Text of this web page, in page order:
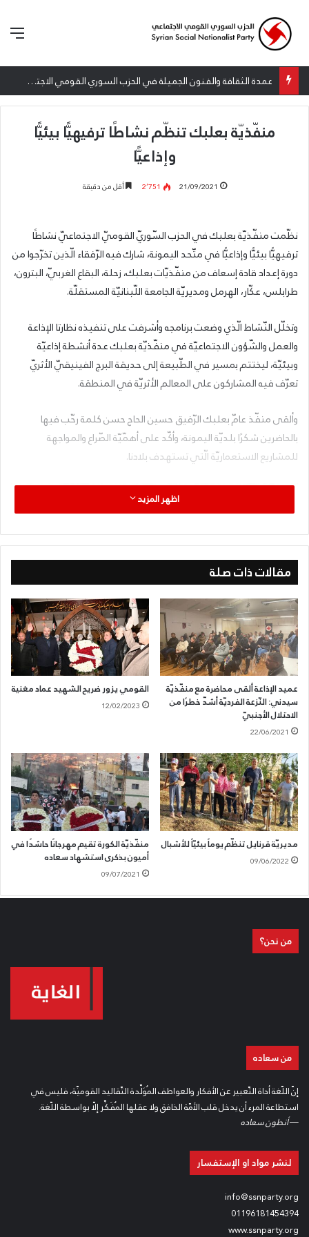
عمدة الثقافة والفنون الجميلة في الحزب السوري القومي الاجتماعي تعلن نتائج الدورة الخامسة من جائزة أنطون سعاده الأدبية
منفّذيّة بعلبك تنظّم نشاطًا ترفيهيًّا بيئيًّا
وإذاعيًّا
21/09/2021 2٬751 أقل من دقيقة
نظّمت منفّذيّة بعلبك في الحزب السّوريّ القوميّ الاجتماعيّ نشاطًا
ترفيهيًّا بيئيًّا وإذاعيًّا في متّحد اليمونة، شارك فيه الرّفقاء الّذين تخرّجوا من
دورة إعداد قادة إسعاف من منفّذيّات بعلبك، زحلة، البقاع الغربيّ، البترون،
طرابلس، عكّار، الهرمل ومديريّة الجامعة اللّبنانيّة المستقلّة.
وتخلّل النّشاط الّذي وضعت برنامجه وأشرفت على تنفيذه نظارتا الإذاعة
والعمل والشّؤون الاجتماعيّة في منفّذيّة بعلبك عدة أنشطة إذاعيّة
وبيئيّة، ليختتم بمسير في الطّبيعة إلى حديقة البرج الفينيقيّ الأثريّ
تعرّف فيه المشاركون على المعالم الأثريّة في المنطقة.
وألقى منفّذ عامّ بعلبك الرّفيق حسين الحاج حسن كلمة رحّب فيها
بالحاضرين شكرًا بلديّة اليمونة، وأكّد على أهمّيّة الصّراع والمواجهة
للمشاريع الاستعماريّة الّتي تستهدف بلادنا.
اظهر المزيد
مقالات ذات صلة
عميد الإذاعة ألقى محاضرة مع منفّذيّة
سيدني: النّزعة الفرديّة أشدّ خطرًا من
الاحتلال الأجنبيّ
22/06/2021
القومي يزور ضريح الشهيد عماد مغنية
12/02/2023
مديريّة قرنايل تنظّم يوماً بيئيّاً للأشبال
09/06/2022
منفّذيّة الكورة تقيم مهرجانًا حاشدًا في
أميون بذكرى استشهاد سعاده
09/07/2021
من نحن؟
من سعاده
إنّ اللّغة أداة التّعبير عن الأفكار والعواطف المُوَلِّدة التّقاليد القوميِّة، فليس في
استطاعة المرء أن يدخل قلب الأمّة الخافق ولا عقلها المُفَكِّر إلّا بواسطة اللّغة.
—أنطون سعاده
لنشر مواد او الإستفسار
info@ssnparty.org
01196181454394
www.ssnparty.org